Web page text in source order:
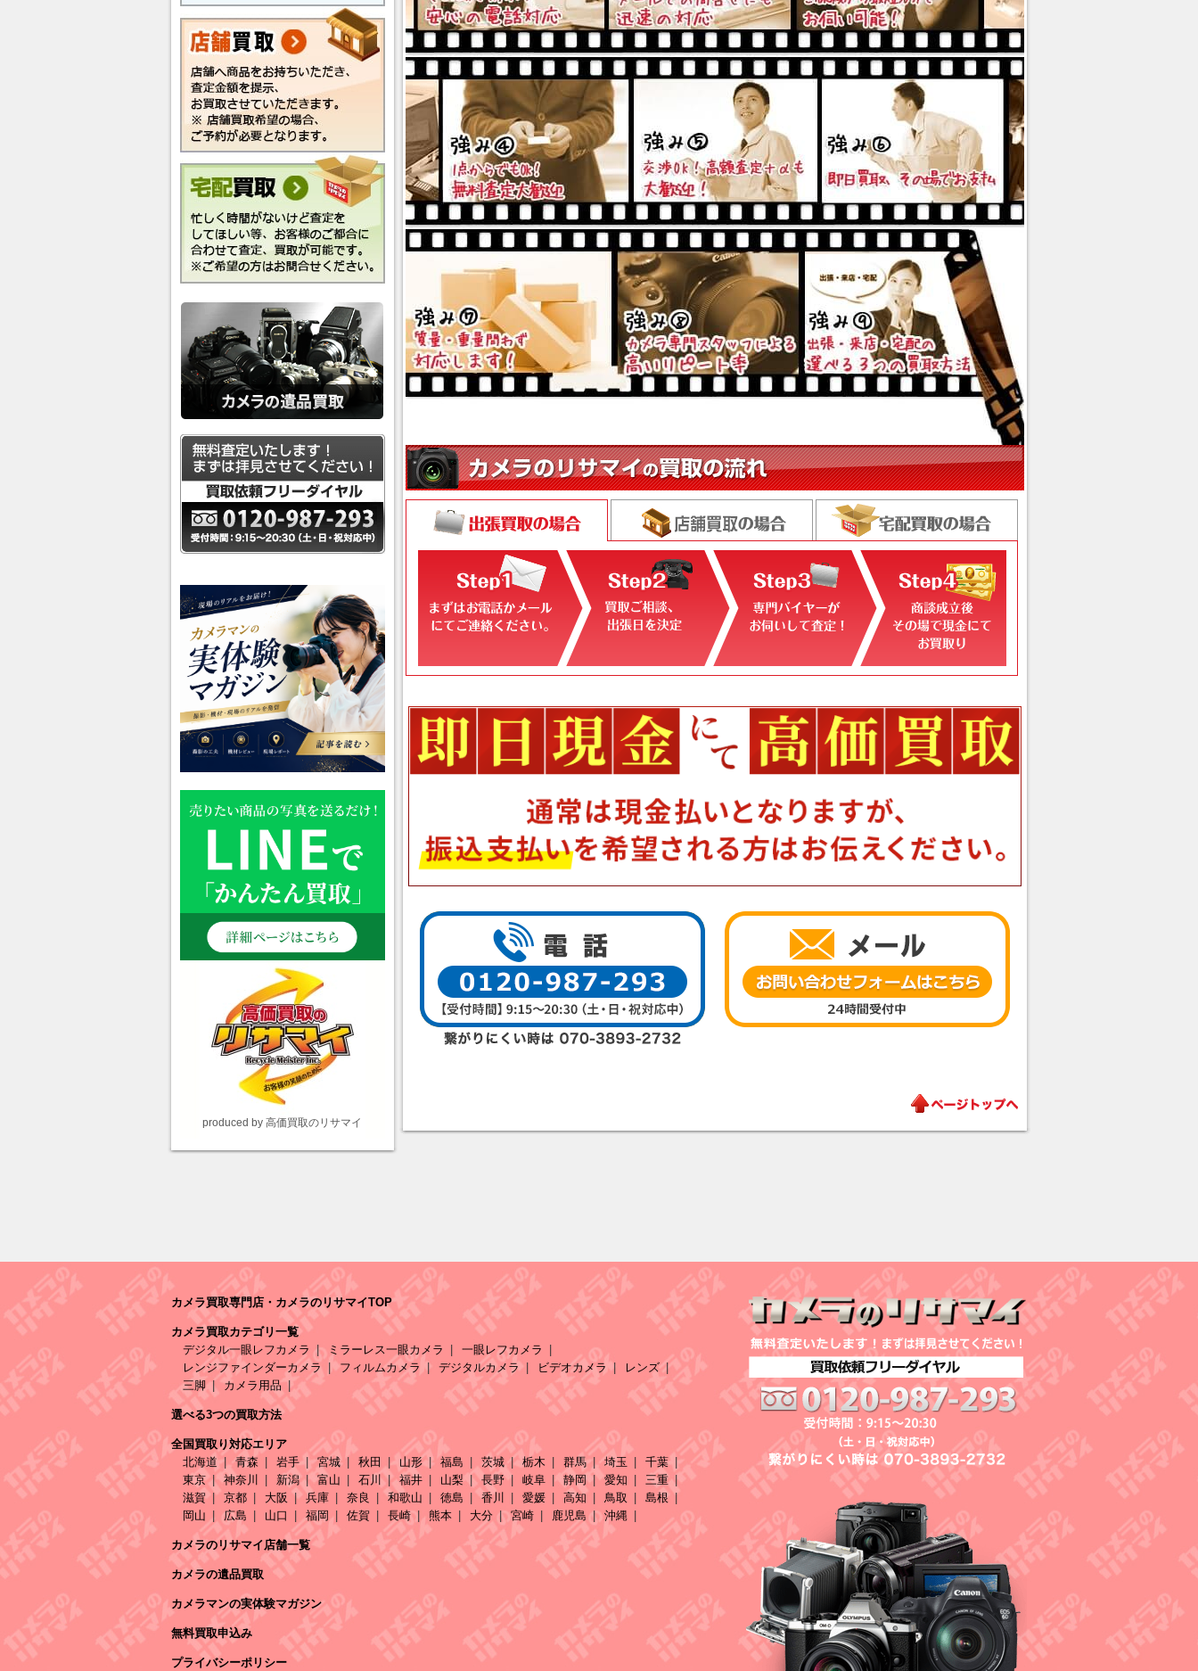
produced by 高価買取のリサマイ
カメラ買取専門店・カメラのリサマイTOP
カメラ買取カテゴリ一覧
デジタル一眼レフカメラ
ミラーレス一眼カメラ
一眼レフカメラ
レンジファインダーカメラ
フィルムカメラ デジタルカメラ ビデオカメラ
レンズ
三脚
カメラ用品
選べる3つの買取方法
全国買取り対応エリア
北海道
青森 岩手 宮城 秋田 山形 福島 茨城 栃木 群馬 埼玉
千葉
東京
神奈川 新潟 富山 石川 福井 山梨 長野 岐阜 静岡 愛知
三重
滋賀
京都 大阪 兵庫 奈良 和歌山 徳島 香川 愛媛 高知 鳥取
島根
岡山
広島 山口 福岡 佐賀 長崎 熊本 大分 宮崎 鹿児島 沖縄
カメラのリサマイ店舗一覧
カメラの遺品買取
カメラマンの実体験マガジン
無料買取申込み
プライバシーポリシー